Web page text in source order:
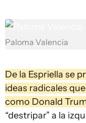
Paloma Valencia
De la Espriella se
ideas radicales
como Donald
“destripar” a la